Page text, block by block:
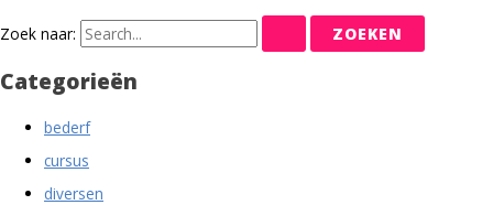
Zoek naar:
Categorieën
bederf
cursus
diversen